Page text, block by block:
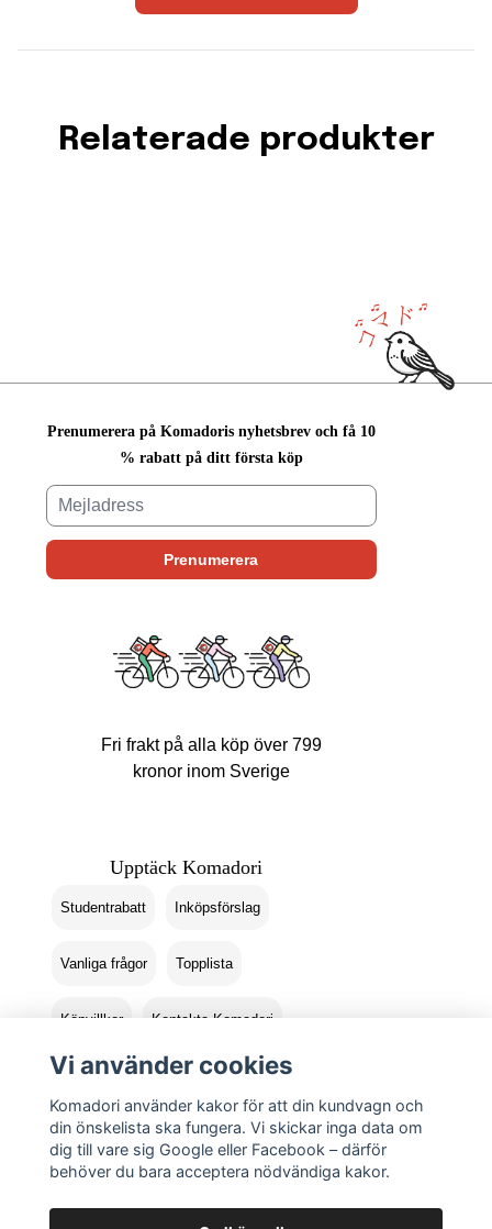
Relaterade produkter
Prenumerera på Komadoris nyhetsbrev och få 10
% rabatt på ditt första köp
Fri frakt på alla köp över 799
kronor inom Sverige
Upptäck Komadori
Studentrabatt Inköpsförslag
Vanliga frågor Topplista
Köpvillkor Kontakta Komadori
Logga in Returer
Vi använder cookies
Komadori använder kakor för att din kundvagn och
din önskelista ska fungera. Vi skickar inga data om
dig till vare sig Google eller Facebook – därför
behöver du bara acceptera nödvändiga kakor.